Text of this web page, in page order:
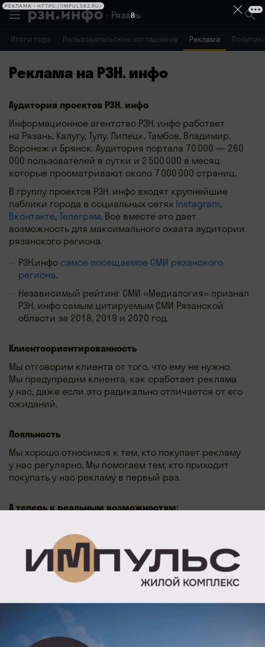
Рязань
Итоги года Пользовательское соглашение Реклама
Владимир
Реклама на РЗН. инфо
Аудитория проектов РЗН. инфо
Информационное агентство РЗН. инфо работает
на Рязань, Калугу, Тулу, Липецк, Тамбов, Владимир,
Воронеж и Брянск. Аудитория портала 70 000 — 260
000 пользователей в сутки и 2 500 000 в месяц
которые просматривают около 7 000 000 страниц.
В группу проектов РЗН. инфо входят крупнейшие
паблики города в социальных сетях Instagram,
Вконтакте, Телеграм. Все вместе это дает
возможность для максимального охвата аудитории
рязанского региона.
РЗН.инфо самое посещаемое СМИ рязанского
региона.
Независимый рейтинг СМИ «Медиалогия» признал
РЗН. инфо самым цитируемым СМИ Рязанской
области за 2018, 2019 и 2020 год.
Клиентоориентированность
Мы отговорим клиента от того, что ему не нужно.
Мы предупредим клиента, как сработает реклама
у нас, даже если это радикально отличается от его
ожиданий.
Лояльность
Мы хорошо относимся к тем, кто покупает рекламу
у нас регулярно. Мы помогаем тем, кто приходит
покупать у нас рекламу в первый раз.
А теперь к реальным возможностям:
на укрепление лояльности к бренду. Они
привлекают целевую аудиторию и поставляют
её на следующие этапы воронки продаж,
передавая эстафету вашим контекстным
медийная реклама на РЗН. инфо — если при прочих
равных клиенты выбирают ваших конкурентов,
то лучший способ отстроиться и выделиться
заказать медийную кампанию;
8
РЕКЛАМА • HTTPS://IMPULS62.RU/